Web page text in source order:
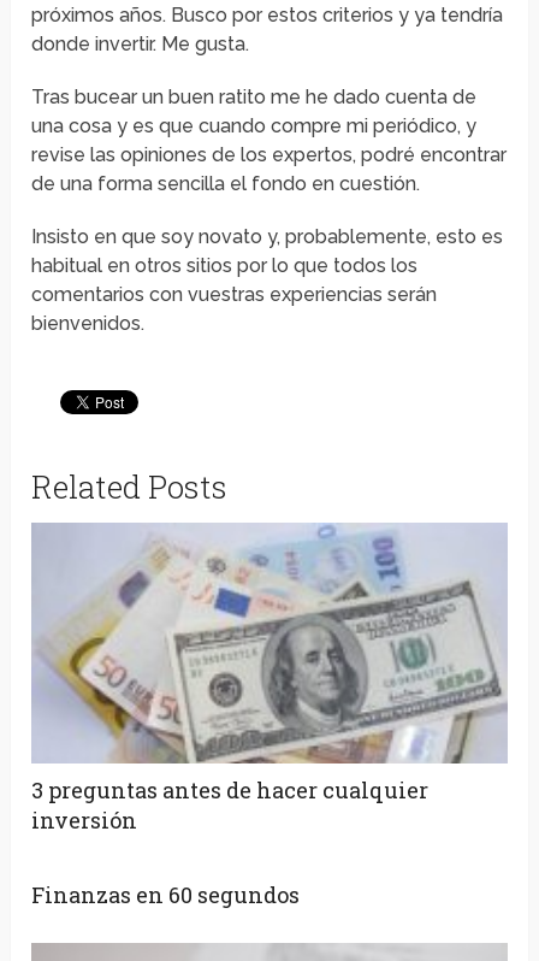
próximos años. Busco por estos criterios y ya tendría
donde invertir. Me gusta.
Tras bucear un buen ratito me he dado cuenta de
una cosa y es que cuando compre mi periódico, y
revise las opiniones de los expertos, podré encontrar
de una forma sencilla el fondo en cuestión.
Insisto en que soy novato y, probablemente, esto es
habitual en otros sitios por lo que todos los
comentarios con vuestras experiencias serán
bienvenidos.
Related Posts
3 preguntas antes de hacer cualquier
inversión
Finanzas en 60 segundos